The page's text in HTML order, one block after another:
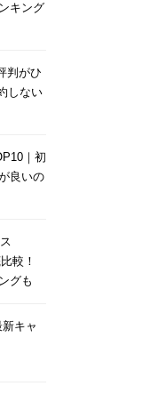
キング
判がひ
しない
｜初
良いの
較！
グも
新キャ